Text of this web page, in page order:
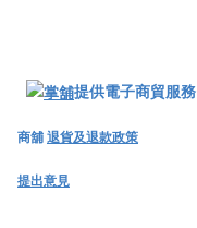
提供電子商貿服務
商舖退貨及退款政策
提出意見